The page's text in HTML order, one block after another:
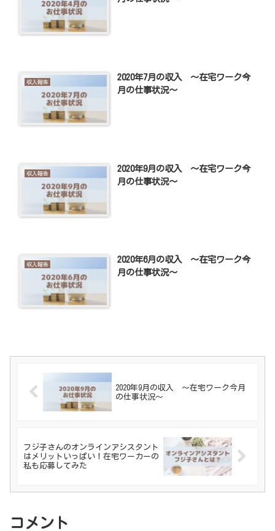
収入報告
2020年7月の収入 ～在宅ワーク今
月の仕事状況～
収入報告
2020年9月の収入 ～在宅ワーク今
月の仕事状況～
収入報告
2020年6月の収入 ～在宅ワーク今
月の仕事状況～
2020年9月の収入 ～在宅ワーク今月
の仕事状況～
フジ子さんのオンラインアシスタント
はメリットいっぱい！在宅ワーカーの
私も応募してみた
コメント